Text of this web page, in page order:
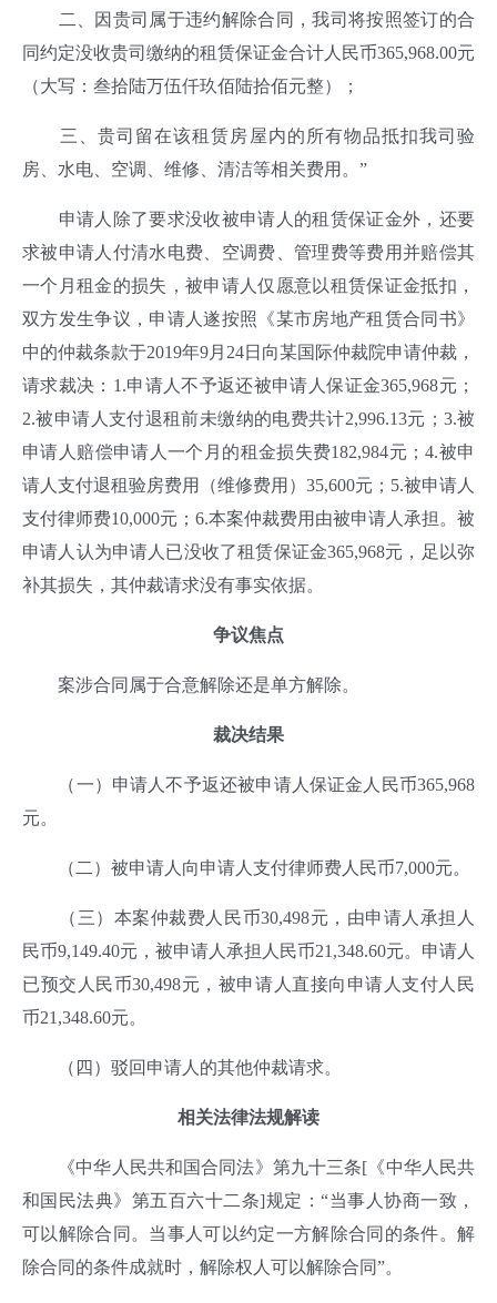
二、因贵司属于违约解除合同，我司将按照签订的合
同约定没收贵司缴纳的租赁保证金合计人民币365,968.00元
（大写：叁拾陆万伍仟玖佰陆拾佰元整）；
三、贵司留在该租赁房屋内的所有物品抵扣我司验
房、水电、空调、维修、清洁等相关费用。”
申请人除了要求没收被申请人的租赁保证金外，还要
求被申请人付清水电费、空调费、管理费等费用并赔偿其
一个月租金的损失，被申请人仅愿意以租赁保证金抵扣，
双方发生争议，申请人遂按照《某市房地产租赁合同书》
中的仲裁条款于2019年9月24日向某国际仲裁院申请仲裁，
请求裁决：1.申请人不予返还被申请人保证金365,968元；
2.被申请人支付退租前未缴纳的电费共计2,996.13元；3.被
申请人赔偿申请人一个月的租金损失费182,984元；4.被申
请人支付退租验房费用（维修费用）35,600元；5.被申请人
支付律师费10,000元；6.本案仲裁费用由被申请人承担。被
申请人认为申请人已没收了租赁保证金365,968元，足以弥
补其损失，其仲裁请求没有事实依据。
争议焦点
案涉合同属于合意解除还是单方解除。
裁决结果
（一）申请人不予返还被申请人保证金人民币365,968
元。
（二）被申请人向申请人支付律师费人民币7,000元。
（三）本案仲裁费人民币30,498元，由申请人承担人
民币9,149.40元，被申请人承担人民币21,348.60元。申请人
已预交人民币30,498元，被申请人直接向申请人支付人民
币21,348.60元。
（四）驳回申请人的其他仲裁请求。
相关法律法规解读
《中华人民共和国合同法》第九十三条[《中华人民共
和国民法典》第五百六十二条]规定：“当事人协商一致，
可以解除合同。当事人可以约定一方解除合同的条件。解
除合同的条件成就时，解除权人可以解除合同”。